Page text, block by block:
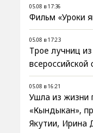
05.08 в 17:36
Фильм «Уроки
05.08 в 17:23
Трое лучниц
05.08 в 16:21
Ушла из жизни
«Кындыкан»,
Якутии, Ирина